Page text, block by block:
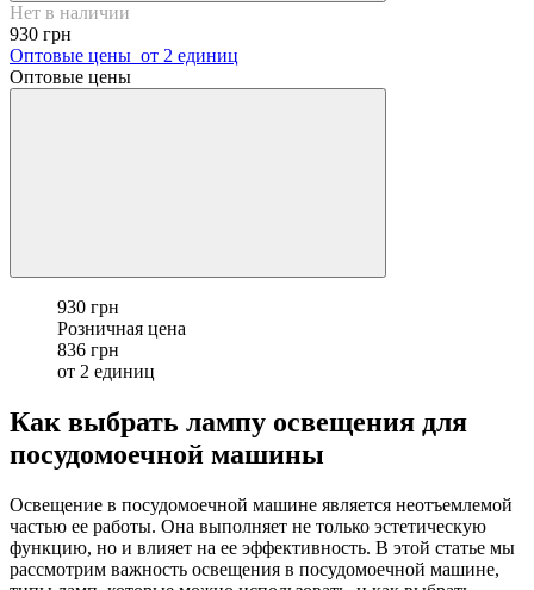
Нет в наличии
930 грн
Оптовые цены от 2 единиц
Оптовые цены
930 грн
Розничная цена
836 грн
от 2 единиц
Как выбрать лампу освещения для
посудомоечной машины
Освещение в посудомоечной машине является неотъемлемой
частью ее работы. Она выполняет не только эстетическую
функцию, но и влияет на ее эффективность. В этой статье мы
рассмотрим важность освещения в посудомоечной машине,